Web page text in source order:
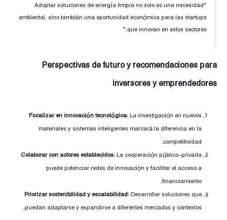
“Adoptar soluciones de energía limpia no solo es una necesidad
ambiental, sino también una oportunidad económica para las startups
que innovan en estos sectores.”
Perspectivas de futuro y recomendaciones para
inversores y emprendedores
Focalizar en innovación tecnológica: La investigación en nuevos
materiales y sistemas inteligentes marcará la diferencia en la
competitividad.
Colaborar con actores establecidos: La cooperación público-privada
puede potenciar redes de innovación y facilitar el acceso a
financiamiento.
Priorizar sostenibilidad y escalabilidad: Desarrollar soluciones que
puedan adaptarse y expandirse a diferentes mercados y contextos.